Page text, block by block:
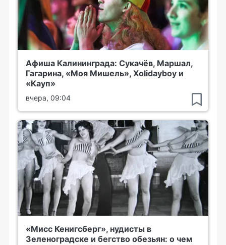
Афиша Калининграда: Сукачёв, Маршал,
Гагарина, «Моя Мишель», Xolidayboy и
«Кауп»
вчера, 09:04
«Мисс Кенигсберг», нудисты в
Зеленоградске и бегство обезьян: о чем